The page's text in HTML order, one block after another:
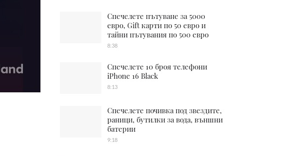
Спечелете пътуване за 5000
евро, Gift карти по 50 евро и
тайни пътувания по 500 евро
8:38
Спечелете 10 броя телефони
iPhone 16 Black
8:13
Спечелете почивка под звездите,
раници, бутилки за вода, външни
батерии
9:18